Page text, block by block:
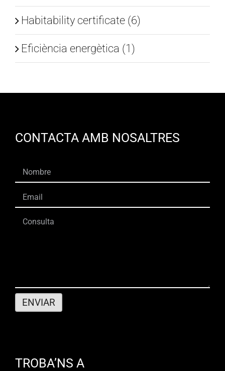
Habitability certificate (6)
Eficiència energètica (1)
CONTACTA AMB NOSALTRES
TROBA’NS A